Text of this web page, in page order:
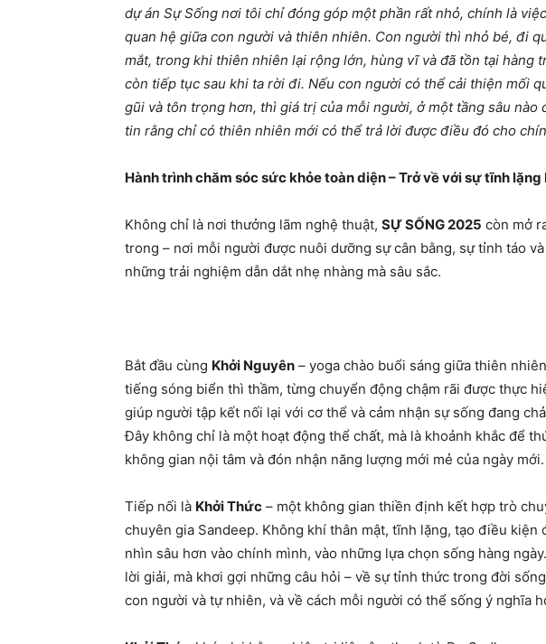
dự án Sự Sống nơi tôi chỉ đóng góp một phần rất nhỏ, chính là
quan hệ giữa con người và thiên nhiên. Con người thì nhỏ bé, đi
mắt, trong khi thiên nhiên lại rộng lớn, hùng vĩ và đã tồn tại hàng
còn tiếp tục sau khi ta rời đi. Nếu con người có thể cải thiện mối
gũi và tôn trọng hơn, thì giá trị của mỗi người, ở một tầng sâu nào
tin rằng chỉ có thiên nhiên mới có thể trả lời được điều đó cho
Hành trình chăm sóc sức khỏe toàn diện – Trở về với sự tĩnh
Không chỉ là nơi thưởng lãm nghệ thuật, SỰ SỐNG 2025 còn mở
trong – nơi mỗi người được nuôi dưỡng sự cân bằng, sự tỉnh táo
những trải nghiệm dẫn dắt nhẹ nhàng mà sâu sắc.
Bắt đầu cùng Khởi Nguyên – yoga chào buổi sáng giữa thiên
tiếng sóng biển thì thầm, từng chuyển động chậm rãi được thực
giúp người tập kết nối lại với cơ thể và cảm nhận sự sống đang
Đây không chỉ là một hoạt động thể chất, mà là khoảnh khắc để
không gian nội tâm và đón nhận năng lượng mới mẻ của ngày mới.
Tiếp nối là Khởi Thức – một không gian thiền định kết hợp trò
chuyên gia Sandeep. Không khí thân mật, tĩnh lặng, tạo điều kiện
nhìn sâu hơn vào chính mình, vào những lựa chọn sống hàng
lời giải, mà khơi gợi những câu hỏi – về sự tỉnh thức trong đời
con người và tự nhiên, và về cách mỗi người có thể sống ý nghĩa